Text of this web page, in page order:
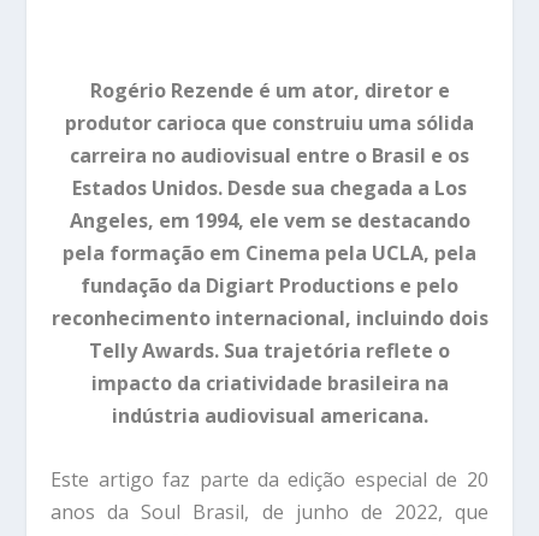
Rogério Rezende é um ator, diretor e
produtor carioca que construiu uma sólida
carreira no audiovisual entre o Brasil e os
Estados Unidos. Desde sua chegada a Los
Angeles, em 1994, ele vem se destacando
pela formação em Cinema pela UCLA, pela
fundação da Digiart Productions e pelo
reconhecimento internacional, incluindo dois
Telly Awards. Sua trajetória reflete o
impacto da criatividade brasileira na
indústria audiovisual americana.
Este artigo faz parte da edição especial de 20
anos da Soul Brasil, de junho de 2022, que